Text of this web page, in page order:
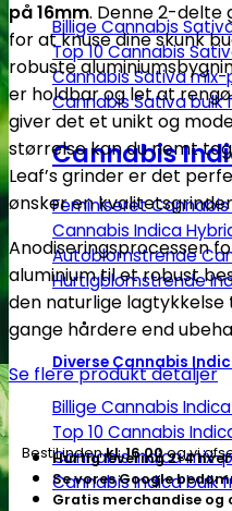
Billige Cannabis
Top 10 Cannabis
Cannabis Sativa mix-
Cannabis Sativa bulk
Cannabis
Feminiseret
Cannabis Indica
Autoblomstrende
Hurtigblomstrende
Diverse Cannabis
Billige Cannabis
Top 10 Cannabis
Cannabis Indica mix-
Cannabis Indica bulk
på 16mm. Denne 2-delte
for at knuse dine skunk
robuste
er holdbar og let at
giver det et unikt og
størrelse kan du nemt
Leaf’s grinder er det
ønsker en
Anodiseringsprocessen
aluminium til et robust
den naturlige lagtykkelse
gange hårdere end
Se flere produkt detaljer
Bestil indenkl. 16.00og vi
Hurtig levering 2-4
Se vores Google
Gratis merchandise